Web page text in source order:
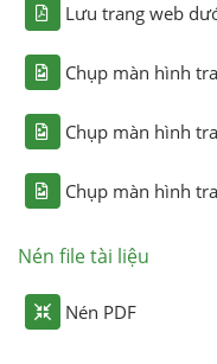
Lưu trang web
Chụp màn hình
Chụp màn hình
Chụp màn hình
Nén file tài liệu
Nén PDF